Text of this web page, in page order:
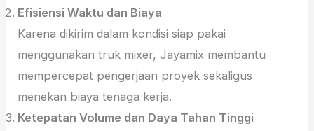
Efisiensi Waktu dan Biaya
Karena dikirim dalam kondisi siap pakai
menggunakan truk mixer, Jayamix membantu
mempercepat pengerjaan proyek sekaligus
menekan biaya tenaga kerja.
Ketepatan Volume dan Daya Tahan Tinggi